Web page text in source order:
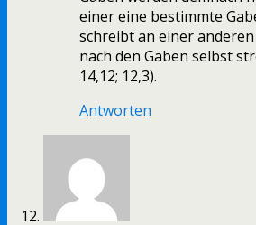
einer eine bestimmte
schreibt an einer
nach den Gaben selbst
14,12; 12,3).
Antworten